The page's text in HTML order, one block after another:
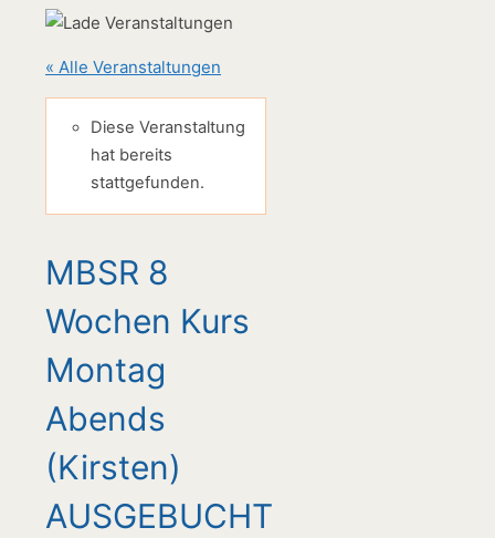
« Alle Veranstaltungen
Diese Veranstaltung
hat bereits
stattgefunden.
MBSR 8
Wochen Kurs
Montag
Abends
(Kirsten)
AUSGEBUCHT